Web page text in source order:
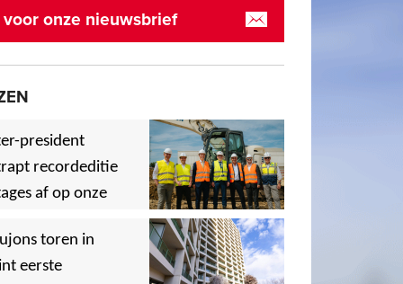
onze nieuwsbrief
president
recordeditie
af op onze
,
toren in
eerste